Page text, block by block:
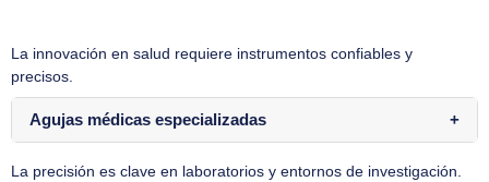
La innovación en salud requiere instrumentos confiables y
precisos.
Agujas médicas especializadas
La precisión es clave en laboratorios y entornos de investigación.